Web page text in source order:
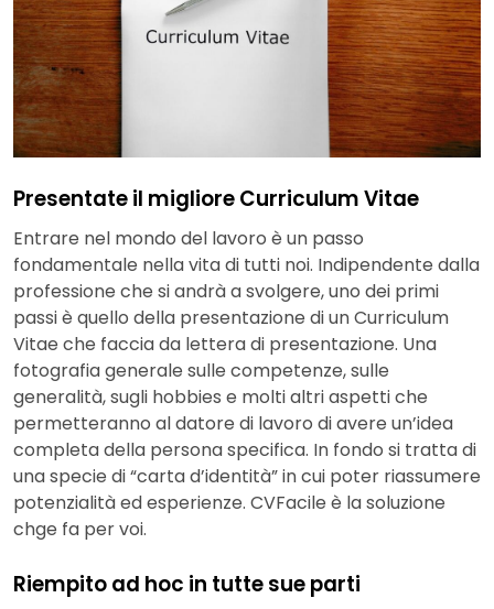
Presentate il migliore Curriculum Vitae
Entrare nel mondo del lavoro è un passo
fondamentale nella vita di tutti noi. Indipendente dalla
professione che si andrà a svolgere, uno dei primi
passi è quello della presentazione di un Curriculum
Vitae che faccia da lettera di presentazione. Una
fotografia generale sulle competenze, sulle
generalità, sugli hobbies e molti altri aspetti che
permetteranno al datore di lavoro di avere un’idea
completa della persona specifica. In fondo si tratta di
una specie di “carta d’identità” in cui poter riassumere
potenzialità ed esperienze. CVFacile è la soluzione
chge fa per voi.
Riempito ad hoc in tutte sue parti